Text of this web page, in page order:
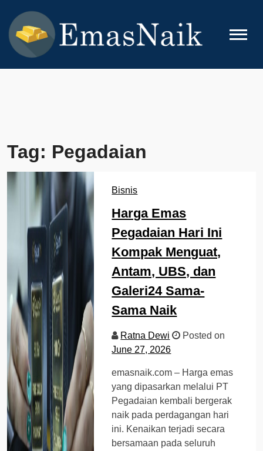
content
EMASNAIK
Topik Seputar Emas
Tag: Pegadaian
Bisnis
Harga Emas
Pegadaian Hari Ini
Kompak Menguat,
Antam, UBS, dan
Galeri24 Sama-
Sama Naik
Ratna Dewi
Posted on
June 27, 2026
emasnaik.com – Harga emas
yang dipasarkan melalui PT
Pegadaian kembali bergerak
naik pada perdagangan hari
ini. Kenaikan terjadi secara
bersamaan pada seluruh